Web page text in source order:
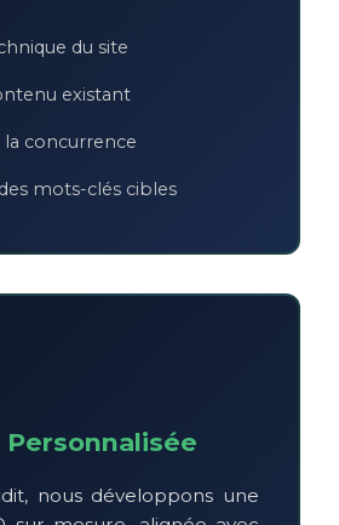
du site
existant
la concurrence
mots-clés cibles
nous développons une